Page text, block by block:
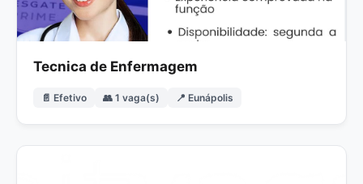
Tecnica de Enfermagem
📄 Efetivo 👥 1 vaga(s) 📍 Eunápolis